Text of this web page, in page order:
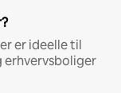
er ideelle til
erhvervsboliger